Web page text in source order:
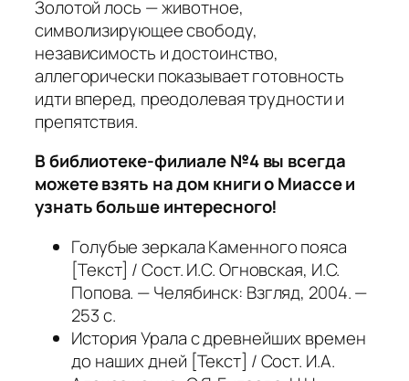
Золотой лось — животное,
символизирующее свободу,
независимость и достоинство,
аллегорически показывает готовность
идти вперед, преодолевая трудности и
препятствия.
В библиотеке-филиале №4 вы всегда
можете взять на дом книги о Миассе и
узнать больше интересного!
Голубые зеркала Каменного пояса
[Текст] / Сост. И.С. Огновская, И.С.
Попова. — Челябинск: Взгляд, 2004. —
253 с.
История Урала с древнейших времен
до наших дней [Текст] / Сост. И.А.